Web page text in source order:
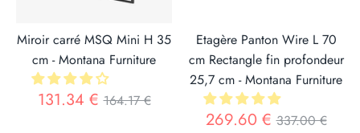
Miroir carré MSQ Mini H 35
cm - Montana Furniture
131.34 €Prix
164.17 €
Etagère Panton Wire L 70
cm Rectangle fin profondeur
25,7 cm - Montana Furniture
269.60 €Prix
337.00 €